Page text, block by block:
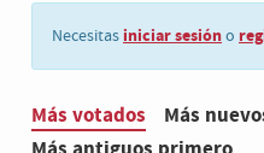
Necesitas iniciar sesióno
Más votados
Más